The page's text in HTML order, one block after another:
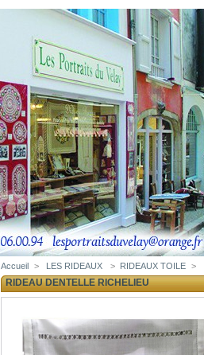
Accueil > LES RIDEAUX > RIDEAUX TOILE >
RIDEAU DENTELLE RICHELIEU